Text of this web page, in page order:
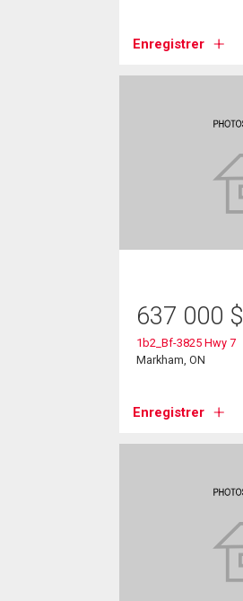
Enregistrer
637 000 $
1b2_Bf-3825 Hwy 7
Markham, ON
Enregistrer